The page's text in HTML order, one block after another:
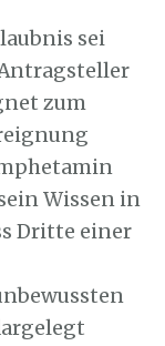
sei
zum
Wissen in
Dritte einer